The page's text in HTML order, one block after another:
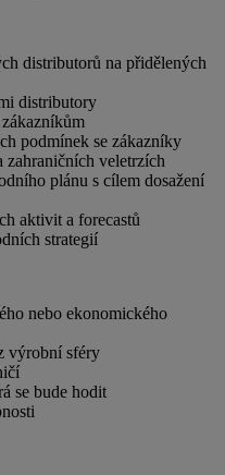
distributorů na přidělených
distributory
podmínek se zákazníky
zahraničních veletrzích
plánu s cílem dosažení
aktivit a forecastů
strategií
nebo ekonomického
výrobní sféry
se bude hodit